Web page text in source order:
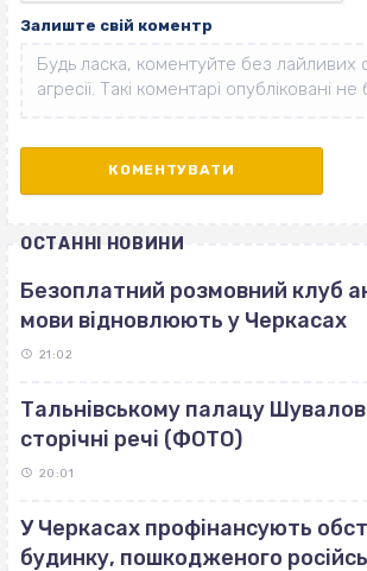
Залиште свій коментр
ОСТАННІ НОВИНИ
Безоплатний розмовний клуб
мови відновлюють у Черкасах
21:02
Тальнівському палацу
сторічні речі (ФОТО)
20:01
У Черкасах профінансують
будинку, пошкодженого